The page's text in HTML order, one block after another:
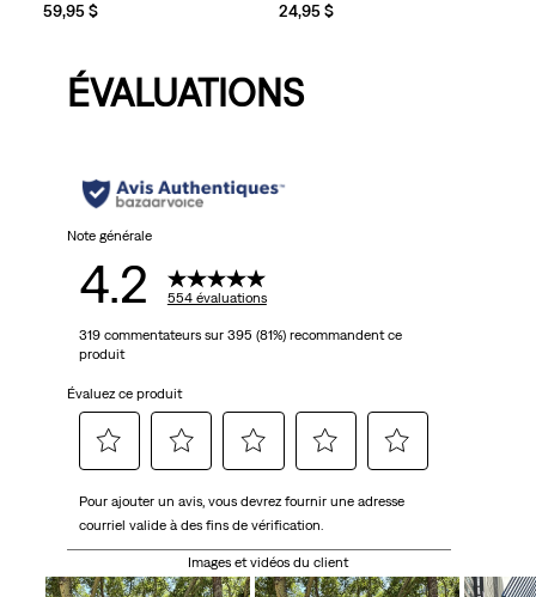
59,95 $
24,95 $
ÉVALUATIONS
Note générale
4.2 554 évaluations
319 commentateurs sur 395 (81%) recommandent ce
produit
Évaluez ce produit
pour
évaluer
à
pour
évaluer
l'article
à
pour
évaluer
l'article
à
pour
évaluer
l'article
à
pour
à
Pour ajouter un avis, vous devrez fournir une adresse
courriel valide à des fins de vérification.
Images et vidéos du client